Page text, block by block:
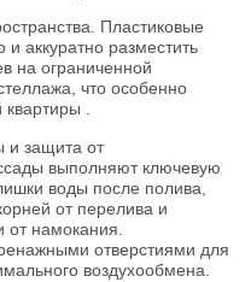
Пластиковые
аккуратно разместить
на ограниченной
что особенно
.
и защита от
выполняют ключевую
воды после полива,
от перелива и
намокания.
отверстиями для
воздухообмена.